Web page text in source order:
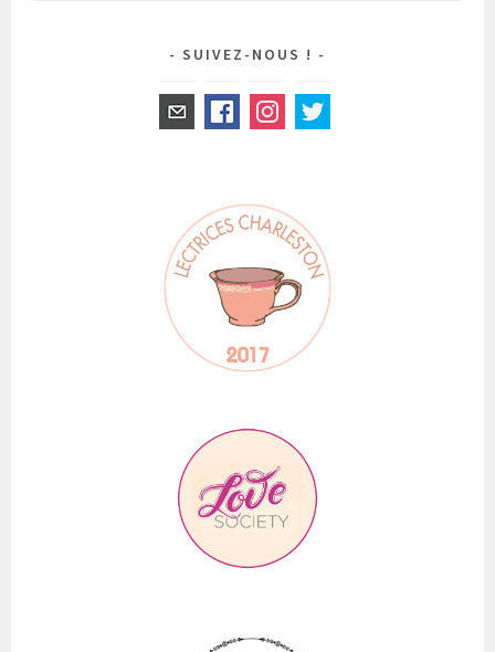
SUIVEZ-NOUS !